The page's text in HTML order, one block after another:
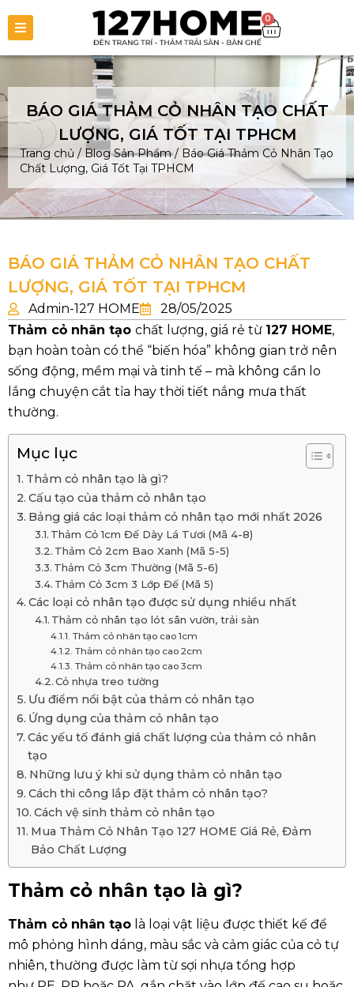
0
BÁO GIÁ THẢM CỎ NHÂN TẠO CHẤT
LƯỢNG, GIÁ TỐT TẠI TPHCM
Trang chủ / Blog Sản Phẩm/ Báo Giá Thảm Cỏ Nhân Tạo
Chất Lượng, Giá Tốt Tại TPHCM
BÁO GIÁ THẢM CỎ NHÂN TẠO CHẤT
LƯỢNG, GIÁ TỐT TẠI TPHCM
Admin-127 HOME
28/05/2025
Thảm cỏ nhân tạo chất lượng, giá rẻ từ 127 HOME,
bạn hoàn toàn có thể “biến hóa” không gian trở nên
sống động, mềm mại và tinh tế – mà không cần lo
lắng chuyện cắt tỉa hay thời tiết nắng mưa thất
thường.
Mục lục
Thảm cỏ nhân tạo là gì?
Cấu tạo của thảm cỏ nhân tạo
Bảng giá các loại thảm cỏ nhân tạo mới nhất 2026
Thảm Cỏ 1cm Đế Dày Lá Tươi (Mã 4-8)
Thảm Cỏ 2cm Bao Xanh (Mã 5-5)
Thảm Cỏ 3cm Thường (Mã 5-6)
Thảm Cỏ 3cm 3 Lớp Đế (Mã 5)
Các loại cỏ nhân tạo được sử dụng nhiều nhất
Thảm cỏ nhân tạo lót sân vườn, trải sàn
Thảm cỏ nhân tạo cao 1cm
Thảm cỏ nhân tạo cao 2cm
Thảm cỏ nhân tạo cao 3cm
Cỏ nhựa treo tường
Ưu điểm nổi bật của thảm cỏ nhân tạo
Ứng dụng của thảm cỏ nhân tạo
Các yếu tố đánh giá chất lượng của thảm cỏ nhân
tạo
Những lưu ý khi sử dụng thảm cỏ nhân tạo
Cách thi công lắp đặt thảm cỏ nhân tạo?
Cách vệ sinh thảm cỏ nhân tạo
Mua Thảm Cỏ Nhân Tạo 127 HOME Giá Rẻ, Đảm
Bảo Chất Lượng
Thảm cỏ nhân tạo là gì?
Thảm cỏ nhân tạo là loại vật liệu được thiết kế để
mô phỏng hình dáng, màu sắc và cảm giác của cỏ tự
nhiên, thường được làm từ sợi nhựa tổng hợp